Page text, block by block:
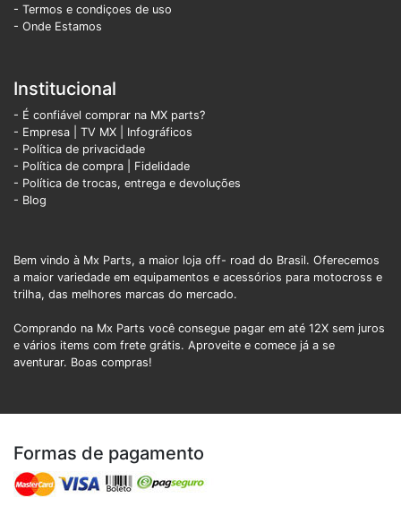
- Termos e condiçoes de uso
- Onde Estamos
Institucional
- É confiável comprar na MX parts?
- Empresa
TV MX
Infográficos
- Política de privacidade
- Política de compra | Fidelidade
- Política de trocas, entrega e devoluções
- Blog
Bem vindo à Mx Parts, a maior loja off- road do Brasil. Oferecemos
a maior variedade em equipamentos e acessórios para motocross e
trilha, das melhores marcas do mercado.
Comprando na Mx Parts você consegue pagar em até 12X sem juros
e vários items com frete grátis. Aproveite e comece já a se
aventurar. Boas compras!
Formas de pagamento